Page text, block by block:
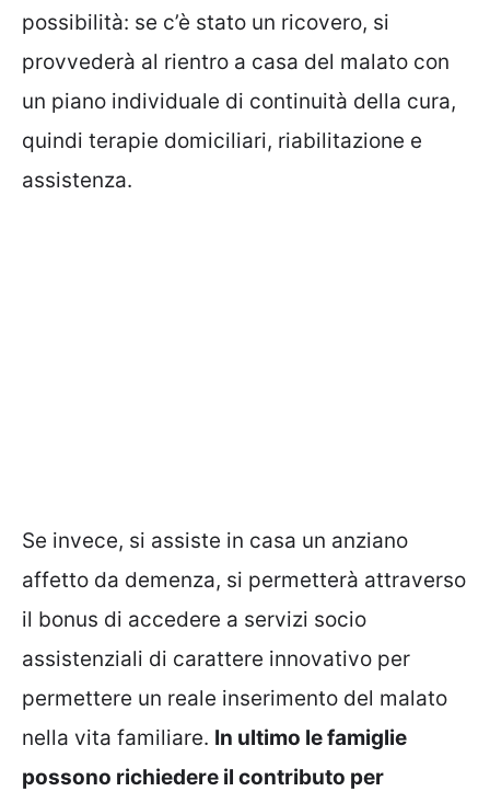
possibilità: se c’è stato un ricovero, si
provvederà al rientro a casa del malato con
un piano individuale di continuità della cura,
quindi terapie domiciliari, riabilitazione e
assistenza.
Se invece, si assiste in casa un anziano
affetto da demenza, si permetterà attraverso
il bonus di accedere a servizi socio
assistenziali di carattere innovativo per
permettere un reale inserimento del malato
nella vita familiare. In ultimo le famiglie
possono richiedere il contributo per